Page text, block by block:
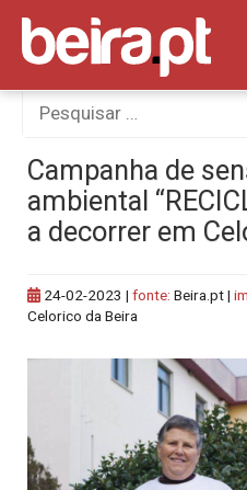
Skip
content
Procurar
por:
Campanha de
ambiental
a decorrer em
24-02-2023 | fonte: Beira.pt |
Celorico da Beira